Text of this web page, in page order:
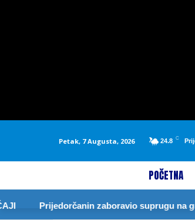
Petak, 7 Augusta, 2026 24.8 C
POČETNA
Prijedorčanin zaboravio suprugu na